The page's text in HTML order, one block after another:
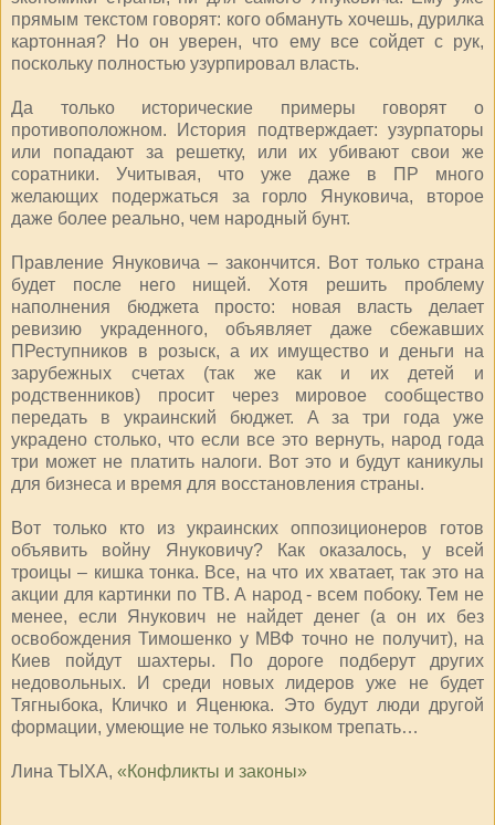
прямым текстом говорят: кого обмануть хочешь, дурилка
картонная? Но он уверен, что ему все сойдет с рук,
поскольку полностью узурпировал власть.
Да только исторические примеры говорят о
противоположном. История подтверждает: узурпаторы
или попадают за решетку, или их убивают свои же
соратники. Учитывая, что уже даже в ПР много
желающих подержаться за горло Януковича, второе
даже более реально, чем народный бунт.
Правление Януковича – закончится. Вот только страна
будет после него нищей. Хотя решить проблему
наполнения бюджета просто: новая власть делает
ревизию украденного, объявляет даже сбежавших
ПРеступников в розыск, а их имущество и деньги на
зарубежных счетах (так же как и их детей и
родственников) просит через мировое сообщество
передать в украинский бюджет. А за три года уже
украдено столько, что если все это вернуть, народ года
три может не платить налоги. Вот это и будут каникулы
для бизнеса и время для восстановления страны.
Вот только кто из украинских оппозиционеров готов
объявить войну Януковичу? Как оказалось, у всей
троицы – кишка тонка. Все, на что их хватает, так это на
акции для картинки по ТВ. А народ - всем побоку. Тем не
менее, если Янукович не найдет денег (а он их без
освобождения Тимошенко у МВФ точно не получит), на
Киев пойдут шахтеры. По дороге подберут других
недовольных. И среди новых лидеров уже не будет
Тягныбока, Кличко и Яценюка. Это будут люди другой
формации, умеющие не только языком трепать…
Лина ТЫХА, «Конфликты и законы»